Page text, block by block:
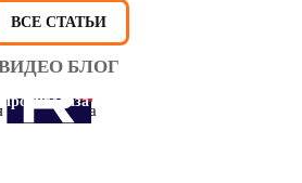
ВСЕ СТАТЬИ
БЛОГ